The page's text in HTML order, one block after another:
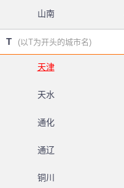
山南
T (以T为开头的城市名)
天津
天水
通化
通辽
铜川